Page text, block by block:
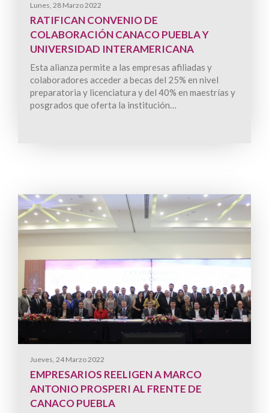
Lunes, 28 Marzo 2022
RATIFICAN CONVENIO DE
COLABORACIÓN CANACO PUEBLA Y
UNIVERSIDAD INTERAMERICANA
Esta alianza permite a las empresas afiliadas y
colaboradores acceder a becas del 25% en nivel
preparatoria y licenciatura y del 40% en maestrías y
posgrados que oferta la institución…
Jueves, 24 Marzo 2022
EMPRESARIOS REELIGEN A MARCO
ANTONIO PROSPERI AL FRENTE DE
CANACO PUEBLA